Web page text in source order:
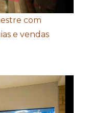
com
e vendas